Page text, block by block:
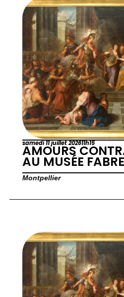
samedi 11 juillet 202611h15
AMOURS
AU MUSÉE FABRE
Montpellier